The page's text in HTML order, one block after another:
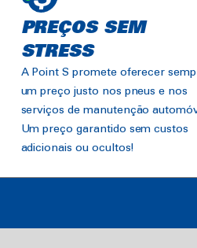
PREÇOS SEM
STRESS
A Point S promete oferecer
um preço justo nos pneus e nos
serviços de manutenção
Um preço garantido sem custos
adicionais ou ocultos!